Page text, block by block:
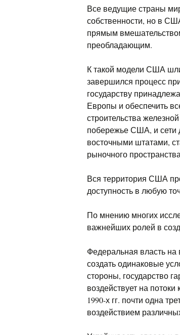
Все ведущие страны
собственности, но в
прямым
преобладающим.
К такой модели США
завершился процесс
государству
Европы и обеспечить
строительства
побережье США, и
восточными штатами,
рыночного
Вся территория США
доступность в любую
По мнению многих
важнейших ролей в
Федеральная власть на
создать одинаковые
стороны, государство
воздействует на
1990-х гг. почти одна
воздействием